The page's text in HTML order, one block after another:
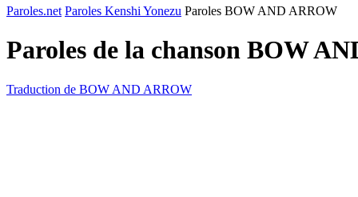
Paroles.net Paroles Kenshi Yonezu Paroles BOW AND ARROW
Paroles de la chanson BOW
Traduction de BOW AND ARROW